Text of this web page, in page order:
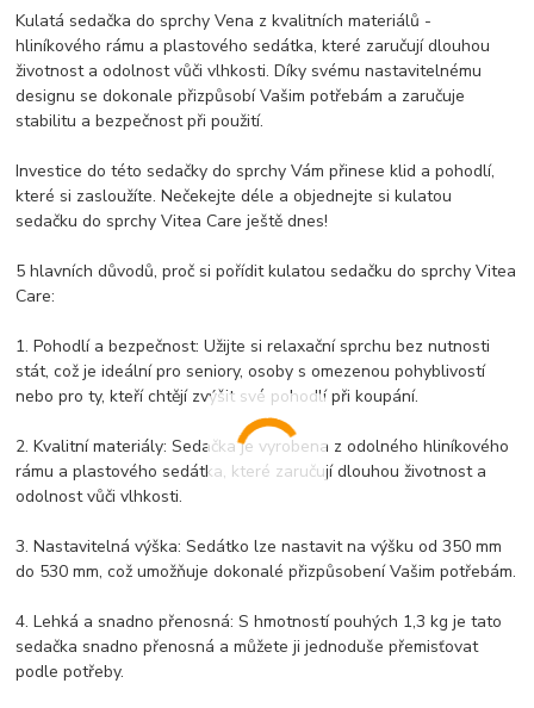
Kulatá sedačka do sprchy Vena z kvalitních materiálů -
hliníkového rámu a plastového sedátka, které zaručují dlouhou
životnost a odolnost vůči vlhkosti. Díky svému nastavitelnému
designu se dokonale přizpůsobí Vašim potřebám a zaručuje
stabilitu a bezpečnost při použití.
Investice do této sedačky do sprchy Vám přinese klid a pohodlí,
které si zasloužíte. Nečekejte déle a objednejte si kulatou
sedačku do sprchy Vitea Care ještě dnes!
5 hlavních důvodů, proč si pořídit kulatou sedačku do sprchy Vitea
Care:
1. Pohodlí a bezpečnost: Užijte si relaxační sprchu bez nutnosti
stát, což je ideální pro seniory, osoby s omezenou pohyblivostí
nebo pro ty, kteří chtějí zvýšit své pohodlí při koupání.
2. Kvalitní materiály: Sedačka je vyrobena z odolného hliníkového
rámu a plastového sedátka, které zaručují dlouhou životnost a
odolnost vůči vlhkosti.
3. Nastavitelná výška: Sedátko lze nastavit na výšku od 350 mm
do 530 mm, což umožňuje dokonalé přizpůsobení Vašim potřebám.
4. Lehká a snadno přenosná: S hmotností pouhých 1,3 kg je tato
sedačka snadno přenosná a můžete ji jednoduše přemisťovat
podle potřeby.